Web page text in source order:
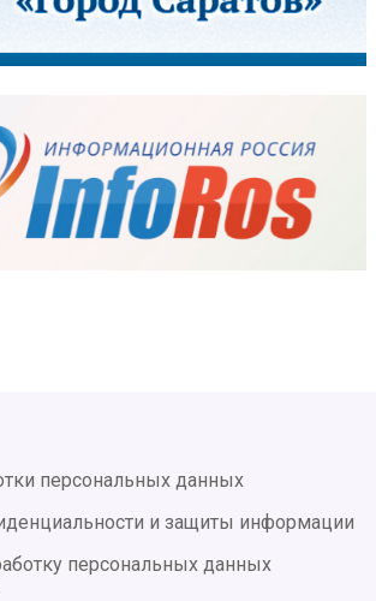
персональных данных
и защиты информации
персональных данных